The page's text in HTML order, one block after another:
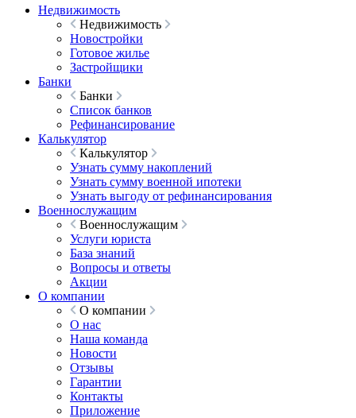
Недвижимость
Недвижимость
Новостройки
Готовое жилье
Застройщики
Банки
Банки
Список банков
Рефинансирование
Калькулятор
Калькулятор
Узнать сумму накоплений
Узнать сумму военной ипотеки
Узнать выгоду от рефинансирования
Военнослужащим
Военнослужащим
Услуги юриста
База знаний
Вопросы и ответы
Акции
О компании
О компании
О нас
Наша команда
Новости
Отзывы
Гарантии
Контакты
Приложение